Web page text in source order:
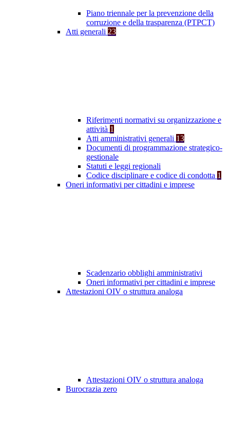
Piano triennale per la prevenzione della
corruzione e della trasparenza (PTPCT)
Atti generali 23
Riferimenti normativi su organizzazione e
attività 1
Atti amministrativi generali 13
Documenti di programmazione strategico-
gestionale
Statuti e leggi regionali
Codice disciplinare e codice di condotta 1
Oneri informativi per cittadini e imprese
Scadenzario obblighi amministrativi
Oneri informativi per cittadini e imprese
Attestazioni OIV o struttura analoga
Attestazioni OIV o struttura analoga
Burocrazia zero